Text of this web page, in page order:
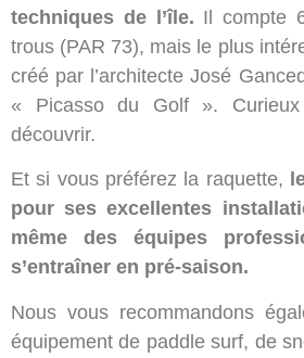
techniques de l’île. Il compte
trous (PAR 73), mais le plus
créé par l’architecte José
« Picasso du Golf ».
découvrir.
Et si vous préférez la raquette,
pour ses excellentes
même des équipes
s’entraîner en pré-saison.
Nous vous recommandons
équipement de paddle surf, de